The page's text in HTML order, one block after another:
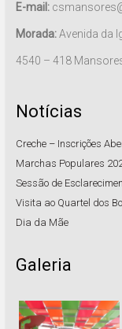
E-mail:
Morada:Avenida da
4540 – 418
Notícias
Creche – Inscrições
Marchas Populares
Sessão de
Visita ao Quartel dos
Dia da Mãe
Galeria